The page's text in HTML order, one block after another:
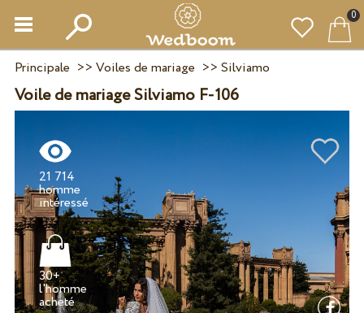
0
Principale >> Voiles de mariage >> Silviamo
Voile de mariage Silviamo F-106
21 714
homme
30+
l'homme
acheté